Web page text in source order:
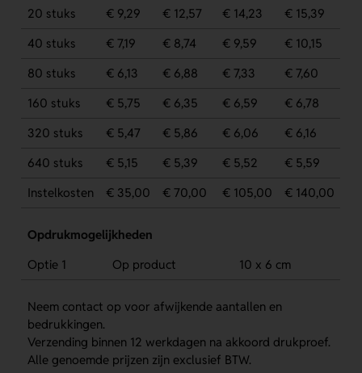
20 stuks € 9,29 € 12,57 € 14,23
€ 15,39
40 stuks
€ 7,19 € 8,74 € 9,59
€ 10,15
80 stuks
€ 6,13 € 6,88 € 7,33
€ 7,60
160 stuks
€ 5,75 € 6,35 € 6,59
€ 6,78
320 stuks
€ 5,47 € 5,86 € 6,06
€ 6,16
640 stuks
€ 5,15 € 5,39 € 5,52
€ 5,59
Instelkosten
€ 35,00 € 70,00 € 105,00 € 140,00
Opdrukmogelijkheden
Optie 1
Op product 10 x 6 cm
Neem contact op voor afwijkende aantallen en
bedrukkingen.
Verzending binnen 12 werkdagen na akkoord drukproef.
Alle genoemde prijzen zijn exclusief BTW.